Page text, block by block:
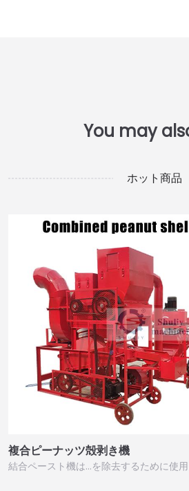
ホット商品
複合ピーナッツ殻剥き機
結合ペースト機は…を除去するために使